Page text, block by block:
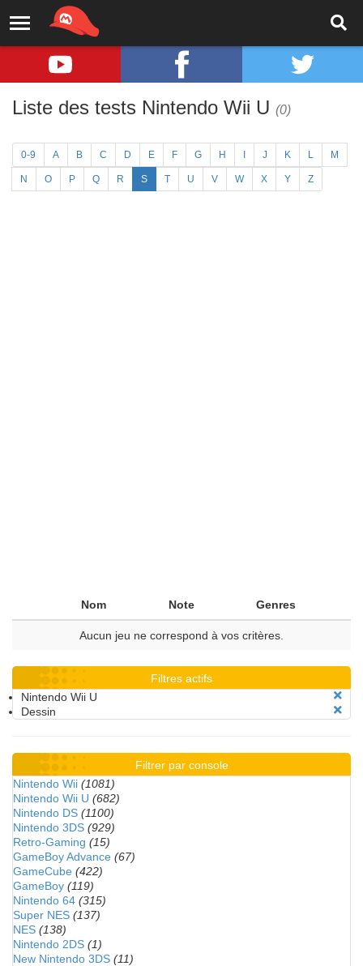
Liste des tests Nintendo Wii U (0)
0-9 A B C D E F G H J K L M
N O P Q R S T U V W X Y Z
Nom Note Genres
Aucun jeu ne correspond à vos critères.
Filtres actifs
Nintendo Wii U
Dessin
Filtrer par console
Nintendo Wii (1081)
Nintendo Wii U (682)
Nintendo DS (1100)
Nintendo 3DS (929)
Retro-Gaming (15)
GameBoy Advance (67)
GameCube (422)
GameBoy (119)
Nintendo 64 (315)
Super NES (137)
NES (138)
Nintendo 2DS (1)
New Nintendo 3DS (11)